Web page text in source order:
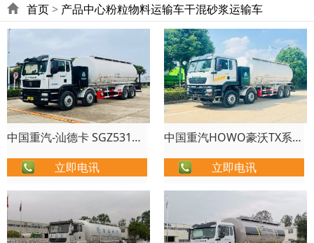
首页> 产品中心粉粒物料运输车干混砂浆运输车
中国重汽-汕德卡 SGZ5311GFGZZBEV 型干粉砂浆运输车 ⚡ 纯电动 EV · 新能源 · 8×4纯电动粉粒物料运输车
立即电讯
中国重汽HOWO豪沃TX系列宁德时代352kwh-400度纯电动EV新能源干混砂浆运输车｜华威驰乐牌SGZ5312GFGZZBEV型纯电动粉粒物料运输车｜
立即电讯